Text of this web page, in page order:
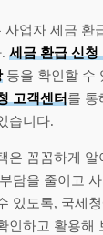
사업자 세금 환
세금 환급 신청
등을 확인할 수
고객센터를 통
습니다.
은 꼼꼼하게 알
담을 줄이고
있도록, 국세
인하고 활용해